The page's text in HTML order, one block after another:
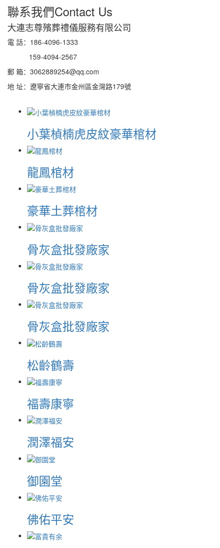
聯系我們Contact Us
大連志尊殯葬禮儀服務有限公司
電 話：186-4096-1333
159-4094-2567
郵 箱：3062889254@qq.com
地 址：遼寧省大連市金州區金灣路179號
小葉楨楠虎皮紋豪華棺材
龍鳳棺材
豪華土葬棺材
骨灰盒批發廠家
骨灰盒批發廠家
骨灰盒批發廠家
松齡鶴壽
福壽康寧
潤澤福安
御園堂
佛佑平安